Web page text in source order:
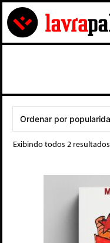
Exibindo todos 2 resultados